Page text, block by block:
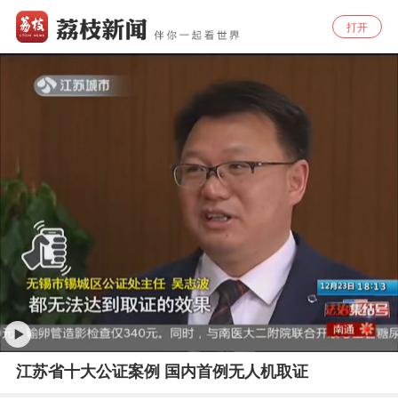
打开
江苏省十大公证案例 国内首例无人机取证